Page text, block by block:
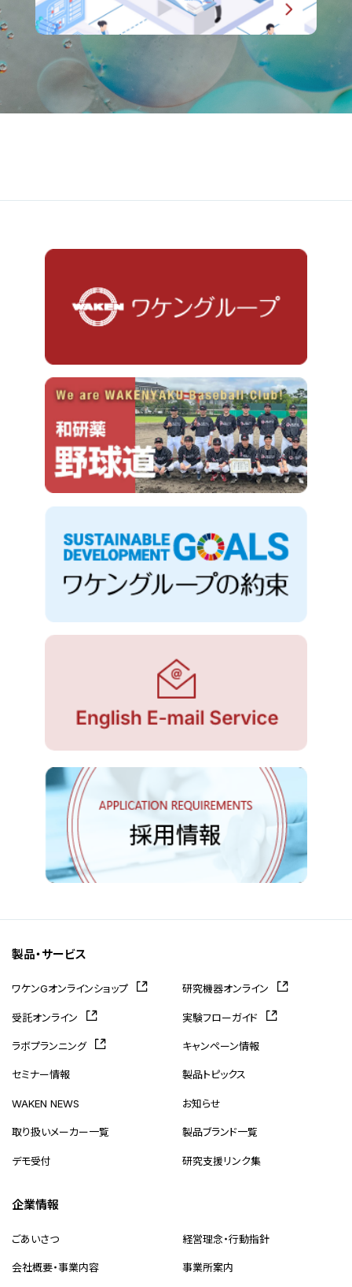
製品・サービス
ワケンGオンラインショップ 研究機器オンライン
受託オンライン 実験フローガイド
ラボプランニング キャンペーン情報
セミナー情報 製品トピックス
WAKEN NEWS お知らせ
取り扱いメーカー一覧 製品ブランド一覧
デモ受付 研究支援リンク集
企業情報
ごあいさつ 経営理念・行動指針
会社概要・事業内容 事業所案内